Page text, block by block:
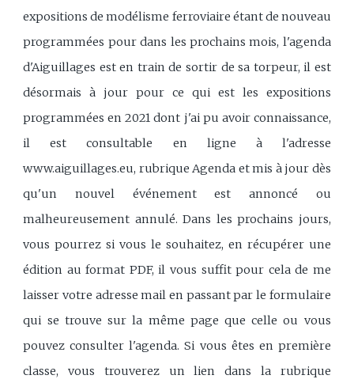
expositions de modélisme ferroviaire étant de nouveau
programmées pour dans les prochains mois, l'agenda
d'Aiguillages est en train de sortir de sa torpeur, il est
désormais à jour pour ce qui est les expositions
programmées en 2021 dont j'ai pu avoir connaissance,
il est consultable en ligne à l'adresse
www.aiguillages.eu, rubrique Agenda et mis à jour dès
qu'un nouvel événement est annoncé ou
malheureusement annulé. Dans les prochains jours,
vous pourrez si vous le souhaitez, en récupérer une
édition au format PDF, il vous suffit pour cela de me
laisser votre adresse mail en passant par le formulaire
qui se trouve sur la même page que celle ou vous
pouvez consulter l'agenda. Si vous êtes en première
classe, vous trouverez un lien dans la rubrique